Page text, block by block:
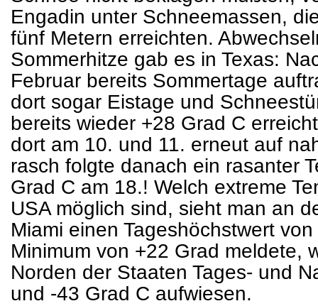
Engadin unter Schneemassen,
fünf Metern erreichten.
Sommerhitze gab es in Texas:
Februar bereits Sommertage
dort sogar Eistage und
bereits wieder +28 Grad C
dort am 10. und 11. erneut auf
rasch folgte danach ein rasanter
Grad C am 18.! Welch extreme
USA möglich sind, sieht man an
Miami einen Tageshöchstwert
Minimum von +22 Grad meldete,
Norden der Staaten Tages- und
und -43 Grad C aufwiesen.